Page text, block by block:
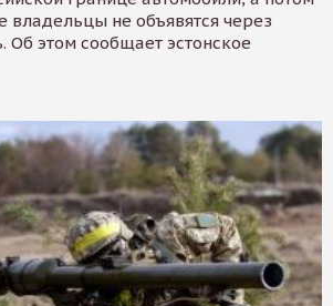
владельцы не объявятся через
Об этом сообщает эстонское